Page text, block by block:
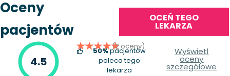
Oceny
pacjentów
OCEŃ TEGO
LEKARZA
4.5
(2 oceny)
50%pacjentów
poleca tego
lekarza
Wyświetl
oceny
szczegółowe